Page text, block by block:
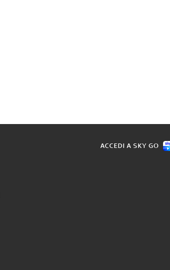
ACCEDI A SKY GO